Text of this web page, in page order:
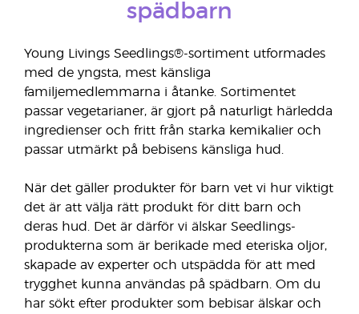
spädbarn
Young Livings Seedlings®-sortiment utformades
med de yngsta, mest känsliga
familjemedlemmarna i åtanke. Sortimentet
passar vegetarianer, är gjort på naturligt härledda
ingredienser och fritt från starka kemikalier och
passar utmärkt på bebisens känsliga hud.
När det gäller produkter för barn vet vi hur viktigt
det är att välja rätt produkt för ditt barn och
deras hud. Det är därför vi älskar Seedlings-
produkterna som är berikade med eteriska oljor,
skapade av experter och utspädda för att med
trygghet kunna användas på spädbarn. Om du
har sökt efter produkter som bebisar älskar och